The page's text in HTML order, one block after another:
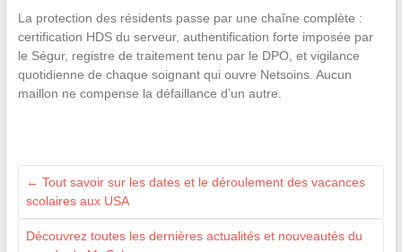
La protection des résidents passe par une chaîne complète :
certification HDS du serveur, authentification forte imposée par
le Ségur, registre de traitement tenu par le DPO, et vigilance
quotidienne de chaque soignant qui ouvre Netsoins. Aucun
maillon ne compense la défaillance d’un autre.
← Tout savoir sur les dates et le déroulement des vacances
scolaires aux USA
Découvrez toutes les dernières actualités et nouveautés du